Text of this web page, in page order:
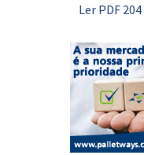
Ler PDF 204